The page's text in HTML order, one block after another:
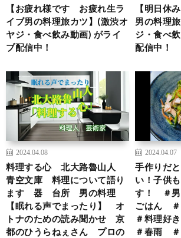
【お疲れ様です お疲れ生ラ
イブ男の料理旅カツ】(激渋オ
ヤジ・食べ飲み動画) がライ
ブ配信中！
【明日休
男の料理
ジ・食べ
配信中！
2024.04.08
料理する心 北大路魯山人
青空文庫 料理について語り
ます 器 台所 男の料理
【眠れる声でまったり】 オ
トナのための読み聞かせ 京
都のひうらねぇさん プロの
2024.04.07
手作りだ
い！子供
す！ ＃
ごはん
＃料理好
＃春雨